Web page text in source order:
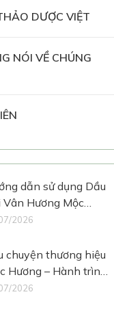
DƯỢC VIỆT
NÓI VỀ CHÚNG
dẫn sử dụng Dầu
Vân Hương Mộc
2026
chuyện thương hiệu
Hương – Hành trình
Tự Nhiên
2026